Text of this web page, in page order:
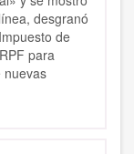
desgranó
de
para
nuevas